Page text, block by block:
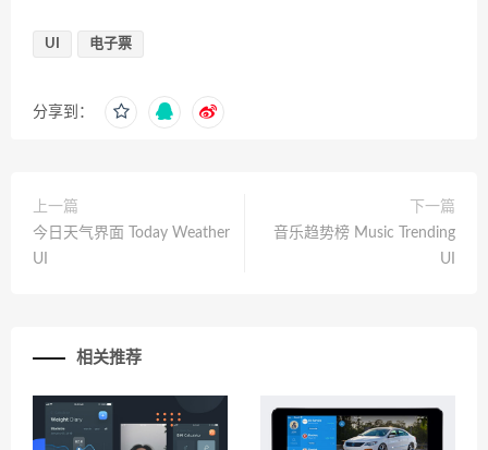
UI 电子票
分享到：
上一篇
今日天气界面 Today Weather
UI
下一篇
音乐趋势榜 Music Trending
UI
相关推荐